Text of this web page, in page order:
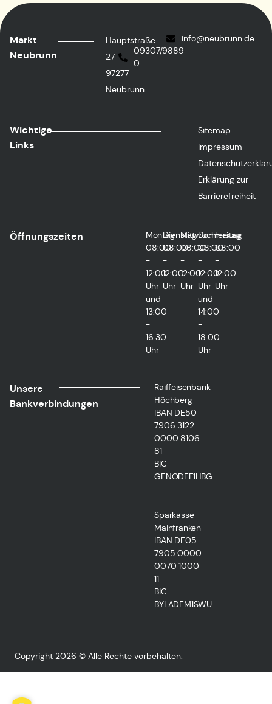
Markt
Neubrunn
Hauptstraße
27
97277
Neubrunn
09307/9889-
0
info@neubrunn.de
Wichtige
Links
Sitemap
Impressum
Erklärung zur
Barrierefreiheit
Öffnungszeiten
Montag
08:00
-
12:00
Uhr
und
13:00
-
16:30
Uhr
Dienstag
08:00
-
12:00
Uhr
Mittwoch
08:00
-
12:00
Uhr
Donnerstag
08:00
-
12:00
Uhr
und
14:00
-
18:00
Uhr
Freitag
08:00
-
12:00
Uhr
Unsere
Bankverbindungen
Raiffeisenbank
Höchberg
IBAN DE50
7906 3122
0000 8106
81
BIC
GENODEF1HBG
Sparkasse
Mainfranken
IBAN DE05
7905 0000
0070 1000
11
BIC
BYLADEM1SWU
Copyright 2026 © Alle Rechte vorbehalten.